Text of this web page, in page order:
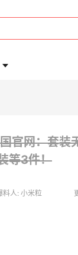
官网：套装
等3件！
料人: 小米粒